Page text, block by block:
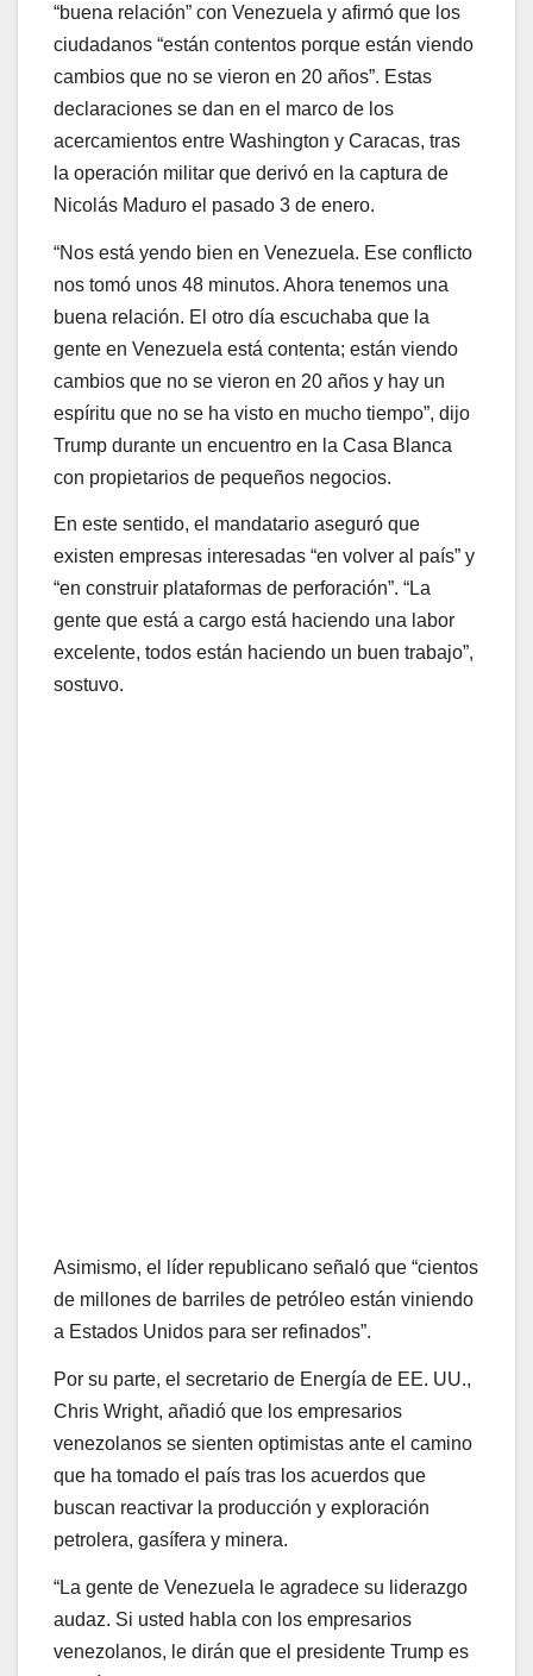
“buena relación” con Venezuela y afirmó que los
ciudadanos “están contentos porque están viendo
cambios que no se vieron en 20 años”. Estas
declaraciones se dan en el marco de los
acercamientos entre Washington y Caracas, tras
la operación militar que derivó en la captura de
Nicolás Maduro el pasado 3 de enero.
“Nos está yendo bien en Venezuela. Ese conflicto
nos tomó unos 48 minutos. Ahora tenemos una
buena relación. El otro día escuchaba que la
gente en Venezuela está contenta; están viendo
cambios que no se vieron en 20 años y hay un
espíritu que no se ha visto en mucho tiempo”, dijo
Trump durante un encuentro en la Casa Blanca
con propietarios de pequeños negocios.
En este sentido, el mandatario aseguró que
existen empresas interesadas “en volver al país” y
“en construir plataformas de perforación”. “La
gente que está a cargo está haciendo una labor
excelente, todos están haciendo un buen trabajo”,
sostuvo.
Asimismo, el líder republicano señaló que “cientos
de millones de barriles de petróleo están viniendo
a Estados Unidos para ser refinados”.
Por su parte, el secretario de Energía de EE. UU.,
Chris Wright, añadió que los empresarios
venezolanos se sienten optimistas ante el camino
que ha tomado el país tras los acuerdos que
buscan reactivar la producción y exploración
petrolera, gasífera y minera.
“La gente de Venezuela le agradece su liderazgo
audaz. Si usted habla con los empresarios
venezolanos, le dirán que el presidente Trump es